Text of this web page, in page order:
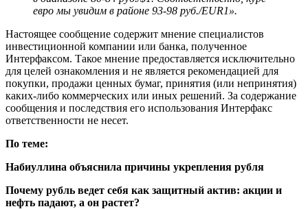
евро мы увидим в районе 93-98 руб./EUR1».
Настоящее сообщение содержит мнение специалистов
инвестиционной компании или банка, полученное
Интерфаксом. Такое мнение предоставляется исключительно
для целей ознакомления и не является рекомендацией для
покупки, продажи ценных бумаг, принятия (или непринятия)
каких-либо коммерческих или иных решений. За содержание
сообщения и последствия его использования Интерфакс
ответственности не несет.
По теме:
Набиуллина объяснила причины укрепления рубля
Почему рубль ведет себя как защитный актив: акции и
нефть падают, а он растет?